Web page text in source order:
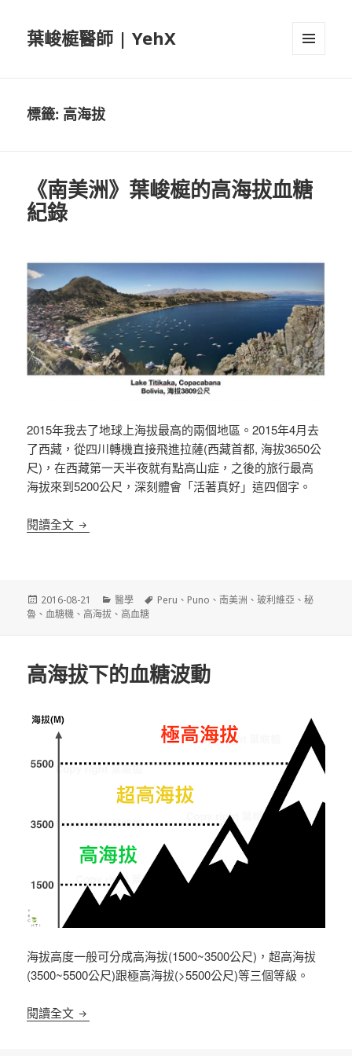
葉峻榳醫師 | YehX
標籤: 高海拔
《南美洲》葉峻榳的高海拔血糖
紀錄
2015年我去了地球上海拔最高的兩個地區。2015年4月去
了西藏，從四川轉機直接飛進拉薩(西藏首都, 海拔3650公
尺)，在西藏第一天半夜就有點高山症，之後的旅行最高
海拔來到5200公尺，深刻體會「活著真好」這四個字。
閱讀全文 《南美洲》葉峻榳的高海拔血糖紀錄
發
佈
2016-08-21
分
類
醫學
標
Peru 、 Puno 、南美洲 、玻利維亞 、秘
魯 、血糖機 、高海拔 、高血糖
高海拔下的血糖波動
海拔高度一般可分成高海拔(1500~3500公尺)，超高海拔
(3500~5500公尺)跟極高海拔(>5500公尺)等三個等級。
閱讀全文 高海拔下的血糖波動